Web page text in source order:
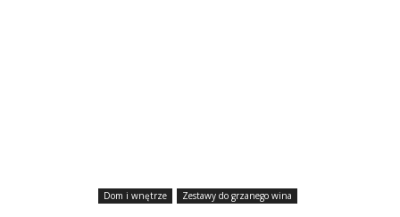
Dom i wnętrze Zestawy do grzanego wina